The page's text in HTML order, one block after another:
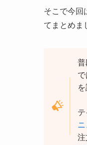
そこで今回
てまとめま
普
注